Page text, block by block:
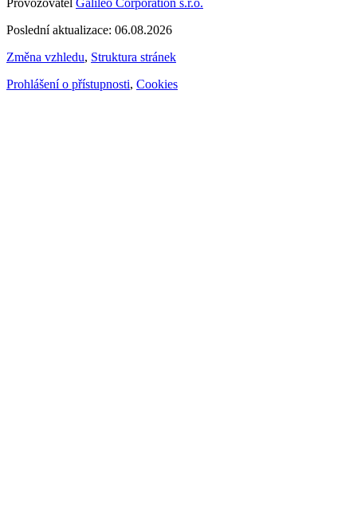
Provozovatel Galileo Corporation s.r.o.
Poslední aktualizace: 06.08.2026
Změna vzhledu, Struktura stránek
Prohlášení o přístupnosti, Cookies